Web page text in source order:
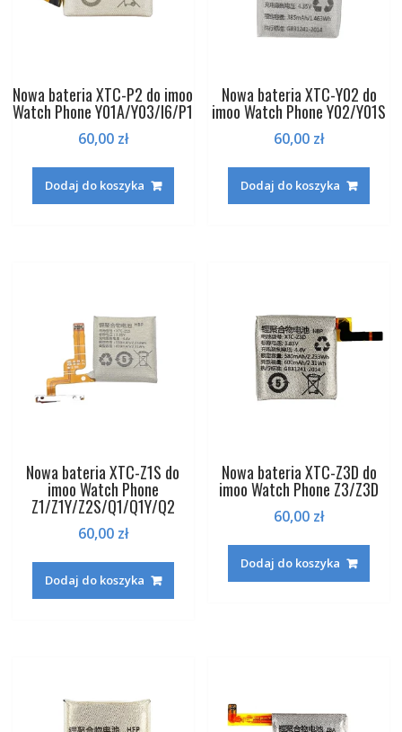
Nowa bateria XTC-P2 do imoo
Watch Phone Y01A/Y03/I6/P1
60,00 zł
Dodaj do koszyka
Nowa bateria XTC-Y02 do
imoo Watch Phone Y02/Y01S
60,00 zł
Dodaj do koszyka
Nowa bateria XTC-Z1S do
imoo Watch Phone
Z1/Z1Y/Z2S/Q1/Q1Y/Q2
60,00 zł
Dodaj do koszyka
Nowa bateria XTC-Z3D do
imoo Watch Phone Z3/Z3D
60,00 zł
Dodaj do koszyka